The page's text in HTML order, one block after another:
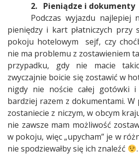
2. Pieniądze i dokumenty
Podczas wyjazdu najlepiej
pieniędzy i kart płatniczych przy
pokoju hotelowym
sejf, czy
nie ma problemu z zostawieniem
przypadku, gdy nie macie
zwyczajnie boicie się zostawić w
nigdy nie noście całej gotówki
bardziej razem z dokumentami.
zostaniecie z niczym, w obcym
nie zawsze mam możliwość
w pokoju, więc „upycham” je w
nie spodziewałby się ich znaleźć
.